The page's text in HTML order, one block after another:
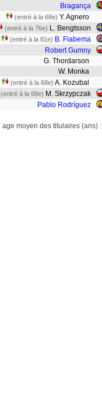
Bragança
(entré à la 68e) Y. Agnero
(entré à la 76e) L. Bengtsson
(entré à la 81e) B. Fiabema
Robert Gumny
G. Thordarson
W. Monka
(entré à la 68e) A. Kozubal
(entré à la 68e) M. Skrzypczak
Pablo Rodríguez
age moyen des titulaires (ans) :